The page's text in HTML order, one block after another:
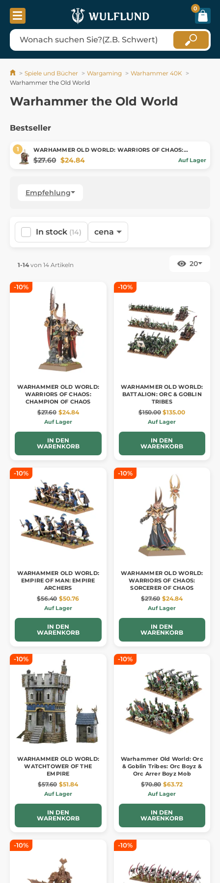
0
Spiele und Bücher Wargaming
Warhammer 40K
Warhammer the Old World
Warhammer the Old World
Bestseller
WARHAMMER OLD WORLD: WARRIORS OF CHAOS:
CHAMPION OF CHAOS
$27.60 $24.84 Auf Lager
Empfehlung
In stock (14) cena
1-14 von 14 Artikeln 20
-10%
WARHAMMER OLD WORLD:
WARRIORS OF CHAOS:
CHAMPION OF CHAOS
$27.60 $24.84
Auf Lager
IN DEN
WARENKORB
-10%
WARHAMMER OLD WORLD:
BATTALION: ORC & GOBLIN
TRIBES
$150.00 $135.00
Auf Lager
IN DEN
WARENKORB
-10%
WARHAMMER OLD WORLD:
EMPIRE OF MAN: EMPIRE
ARCHERS
$56.40 $50.76
Auf Lager
IN DEN
WARENKORB
-10%
WARHAMMER OLD WORLD:
WARRIORS OF CHAOS:
SORCERER OF CHAOS
$27.60 $24.84
Auf Lager
IN DEN
WARENKORB
-10%
WARHAMMER OLD WORLD:
WATCHTOWER OF THE
EMPIRE
$57.60 $51.84
Auf Lager
IN DEN
WARENKORB
-10%
Warhammer Old World: Orc
& Goblin Tribes: Orc Boyz &
Orc Arrer Boyz Mob
$70.80 $63.72
Auf Lager
IN DEN
WARENKORB
-10% -10%